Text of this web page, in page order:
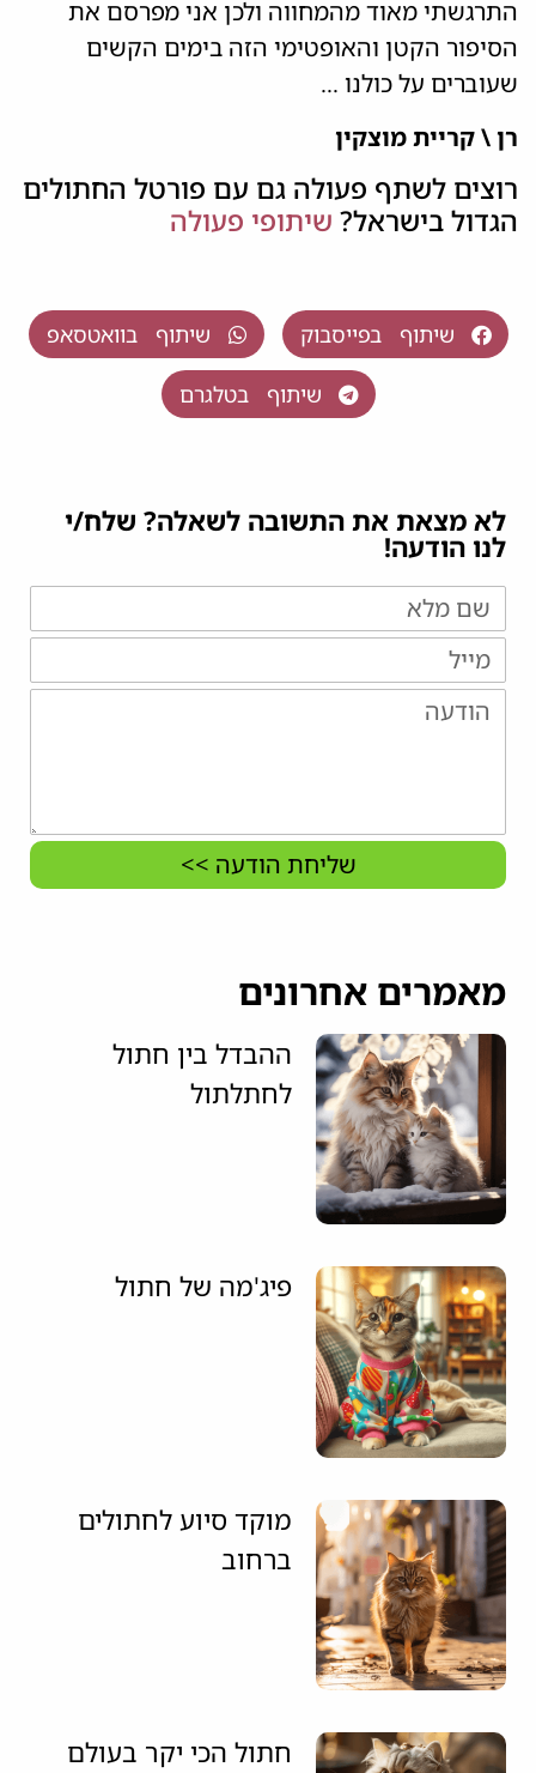
התרגשתי מאוד מהמחווה ולכן אני מפרסם את
הסיפור הקטן והאופטימי הזה בימים הקשים
שעוברים על כולנו …
רן \ קריית מוצקין
רוצים לשתף פעולה גם עם פורטל החתולים
הגדול בישראל? שיתופי פעולה
שיתוף בפייסבוק שיתוף בוואטסאפ
שיתוף בטלגרם
לא מצאת את התשובה לשאלה? שלח/י
לנו הודעה!
שליחת הודעה >>
מאמרים אחרונים
ההבדל בין חתול
לחתלתול
פיג'מה של חתול
מוקד סיוע לחתולים
ברחוב
חתול הכי יקר בעולם